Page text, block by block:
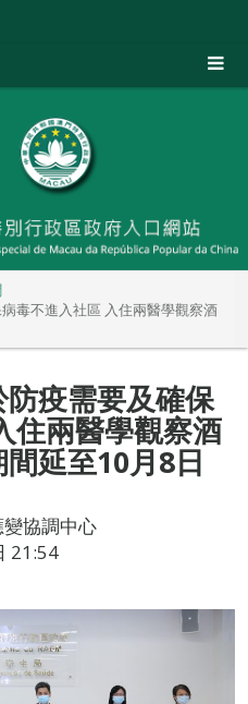
毒不進入社區 入住兩醫學觀察酒
疫需要及確保
住兩醫學觀察酒
延至10月8日
協調中心
21:54